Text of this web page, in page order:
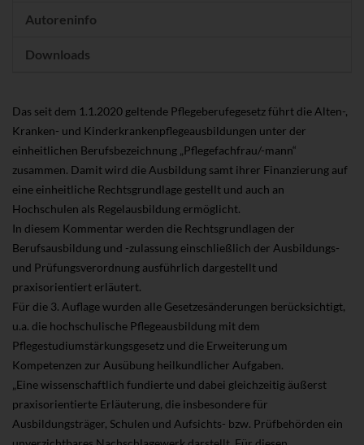
Autoreninfo
Downloads
Das seit dem 1.1.2020 geltende Pflegeberufegesetz führt die Alten-,
Kranken- und Kinderkrankenpflegeausbildungen unter der
einheitlichen Berufsbezeichnung „Pflegefachfrau/-mann“
zusammen. Damit wird die Ausbildung samt ihrer Finanzierung auf
eine einheitliche Rechtsgrundlage gestellt und auch an
Hochschulen als Regelausbildung ermöglicht.
In diesem Kommentar werden die Rechtsgrundlagen der
Berufsausbildung und -zulassung einschließlich der Ausbildungs-
und Prüfungsverordnung ausführlich dargestellt und
praxisorientiert erläutert.
Für die 3. Auflage wurden alle Gesetzesänderungen berücksichtigt,
u.a. die hochschulische Pflegeausbildung mit dem
Pflegestudiumstärkungsgesetz und die Erweiterung um
Kompetenzen zur Ausübung heilkundlicher Aufgaben.
„Eine wissenschaftlich fundierte und dabei gleichzeitig äußerst
praxisorientierte Erläuterung, die insbesondere für
Ausbildungsträger, Schulen und Aufsichts- bzw. Prüfbehörden ein